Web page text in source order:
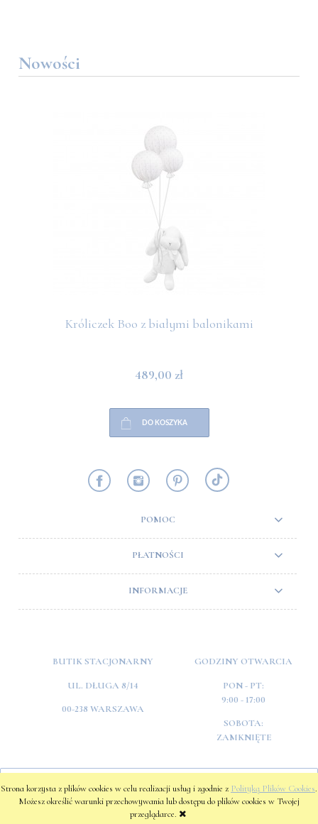
Strona korzysta z plików cookies w celu realizacji usług i zgodnie z Polityką Plików Cookies.
Możesz określić warunki przechowywania lub dostępu do plików cookies w Twojej
przeglądarce.
Nowości
Króliczek Boo z białymi balonikami
489,00 zł
DO KOSZYKA
POMOC
PŁATNOŚCI
INFORMACJE
BUTIK STACJONARNY
UL. DŁUGA 8/14
00-238 WARSZAWA
GODZINY OTWARCIA
PON - PT:
9:00 - 17:00
SOBOTA:
ZAMKNIĘTE
Sklep internetowy Shoper.pl